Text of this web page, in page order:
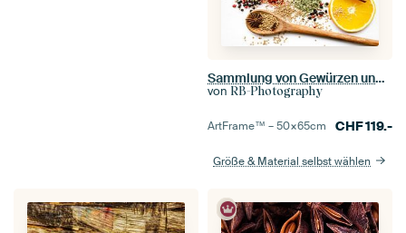
Sammlung von Gewürzen und Kräutern auf Olivenholzlöffeln | Flat Lay Photography
von RB-Photography
ArtFrame™ –50×65cm CHF119.-
Größe & Material selbst wählen